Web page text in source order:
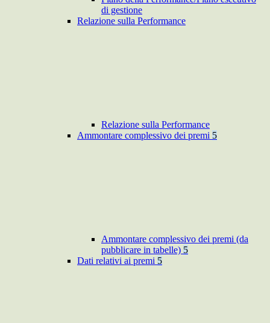
di gestione
Relazione sulla Performance
Relazione sulla Performance
Ammontare complessivo dei premi 5
Ammontare complessivo dei premi (da
pubblicare in tabelle) 5
Dati relativi ai premi 5